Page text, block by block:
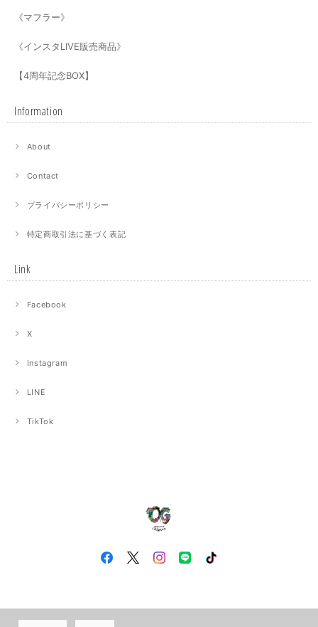
《マフラー》
《インスタLIVE販売商品》
【4周年記念BOX】
Information
About
Contact
プライバシーポリシー
特定商取引法に基づく表記
Link
Facebook
X
Instagram
LINE
TikTok